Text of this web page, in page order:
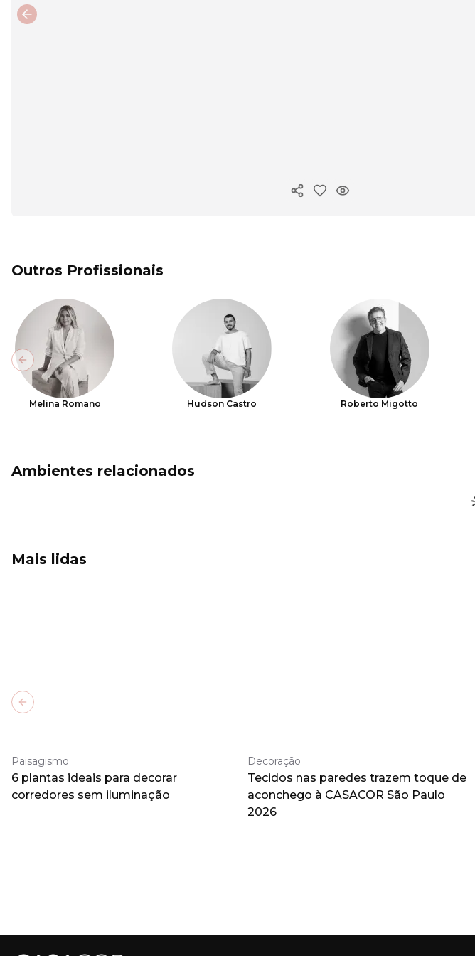
Copiar link
Previous slide
Outros Profissionais
Melina Romano Hudson Castro Roberto Migotto
Previous slide
Ambientes relacionados
Mais lidas
Paisagismo
6 plantas ideais para decorar
corredores sem iluminação
Decoração
Tecidos nas paredes trazem toque de
aconchego à CASACOR São Paulo
2026
Previous slide